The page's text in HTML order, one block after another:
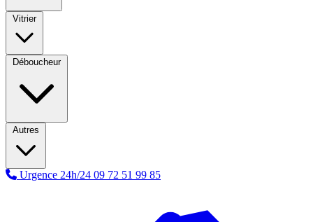
Vitrier
Déboucheur
Autres
Urgence 24h/24 09 72 51 99 85